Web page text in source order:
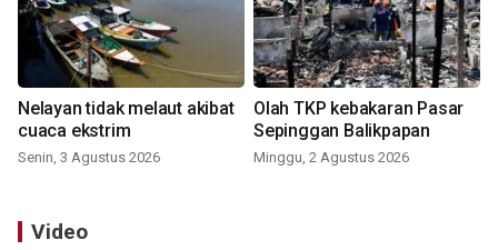
Nelayan tidak melaut akibat
cuaca ekstrim
Senin, 3 Agustus 2026
Olah TKP kebakaran Pasar
Sepinggan Balikpapan
Minggu, 2 Agustus 2026
Video